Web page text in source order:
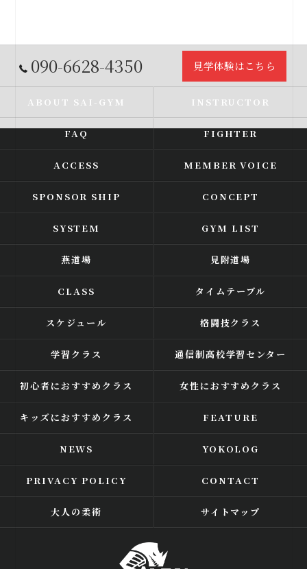
090-6628-4350 見学体験はこちら
ABOUT SAI-GYM INSTRUCTOR
FAQ FIGHTER
ACCESS MEMBER VOICE
SPONSOR SHIP CONCEPT
SYSTEM GYM LIST
燕道場 見附道場
CLASS タイムテーブル
スケジュール 格闘技クラス
学習クラス 通信制高校学習センター
初心者におすすめクラス 女性におすすめクラス
キッズにおすすめクラス FEATURE
NEWS YOKOLOG
PRIVACY POLICY CONTACT
大人の柔術 サイトマップ